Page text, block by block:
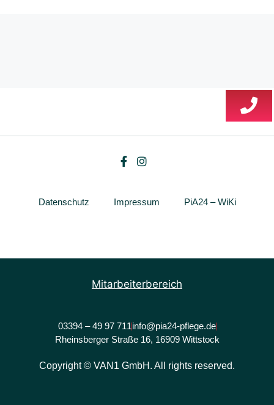
Datenschutz Impressum PiA24 – WiKi
Copyright © VAN1 GmbH. All rights reserved.
03394 – 49 97 711info@pia24-pflege.de
Rheinsberger Straße 16, 16909 Wittstock
Mitarbeiterbereich